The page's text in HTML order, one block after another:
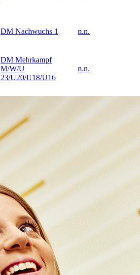
DM Nachwuchs 1 n.n.
DM Mehrkampf
M/W/U
23/U20/U18/U16
n.n.